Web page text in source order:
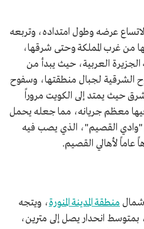
عرضه وطول امتداده، وتربعه
من غرب المملكة وحتى شرقها،
العربية، حيث يبدأ من
الشرقية لجبال منطقتها، وسفوح
حيث يمتد إلى الكويت مروراً
معظم جريانه، مما جعله يحمل
"وادي القصيم"، الذي يصب فيه
شمال منطقة المدينة المنورة، ويتجه
انحدار يصل إلى مترين،